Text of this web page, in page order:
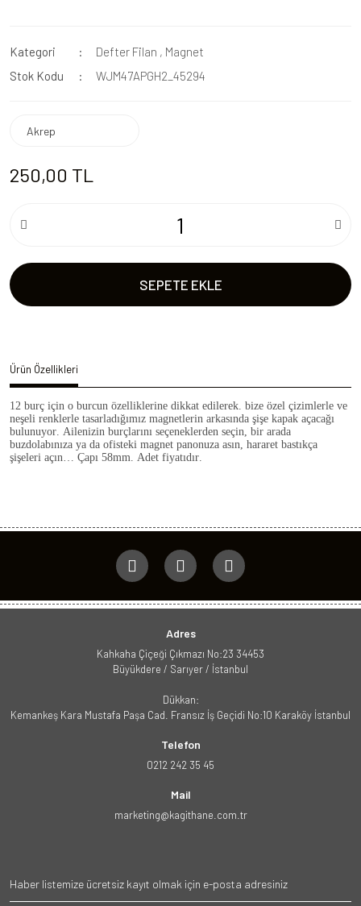
Kategori Defter Filan , Magnet
Stok Kodu
WJM47APGH2_45294
250,00 TL
SEPETE EKLE
Ürün Özellikleri
12 burç için o burcun özelliklerine dikkat edilerek. bize özel çizimlerle ve
neşeli renklerle tasarladığımız magnetlerin arkasında şişe kapak açacağı
bulunuyor. Ailenizin burçlarını seçeneklerden seçin, bir arada
buzdolabınıza ya da ofisteki magnet panonuza asın, hararet bastıkça
şişeleri açın… Çapı 58mm. Adet fiyatıdır.
Adres
Kahkaha Çiçeği Çıkmazı No:23 34453
Büyükdere / Sarıyer / İstanbul
Dükkan:
Kemankeş Kara Mustafa Paşa Cad. Fransız İş Geçidi No:10 Karaköy İstanbul
Telefon
0212 242 35 45
Mail
marketing@kagithane.com.tr